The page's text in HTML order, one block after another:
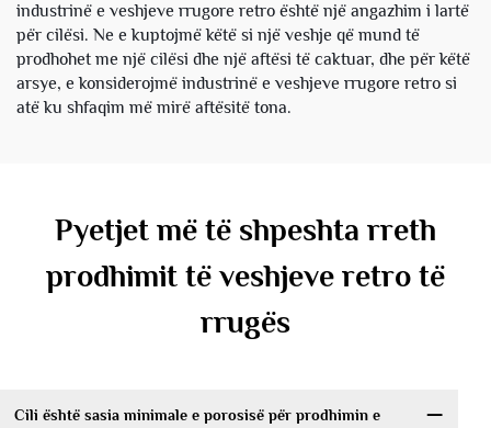
industrinë e veshjeve rrugore retro është një angazhim i lartë
për cilësi. Ne e kuptojmë këtë si një veshje që mund të
prodhohet me një cilësi dhe një aftësi të caktuar, dhe për këtë
arsye, e konsiderojmë industrinë e veshjeve rrugore retro si
atë ku shfaqim më mirë aftësitë tona.
Pyetjet më të shpeshta rreth
prodhimit të veshjeve retro të
rrugës
Cili është sasia minimale e porosisë për prodhimin e